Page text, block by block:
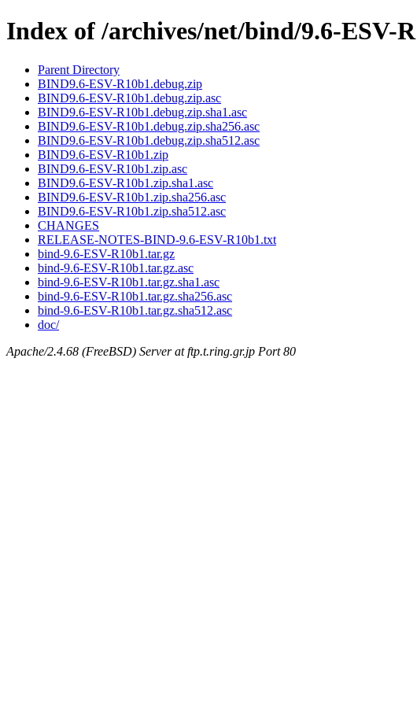
Index of /archives/net/bind/9.6-ESV-
Parent Directory
BIND9.6-ESV-R10b1.debug.zip
BIND9.6-ESV-R10b1.debug.zip.asc
BIND9.6-ESV-R10b1.debug.zip.sha1.asc
BIND9.6-ESV-R10b1.debug.zip.sha256.asc
BIND9.6-ESV-R10b1.debug.zip.sha512.asc
BIND9.6-ESV-R10b1.zip
BIND9.6-ESV-R10b1.zip.asc
BIND9.6-ESV-R10b1.zip.sha1.asc
BIND9.6-ESV-R10b1.zip.sha256.asc
BIND9.6-ESV-R10b1.zip.sha512.asc
CHANGES
RELEASE-NOTES-BIND-9.6-ESV-R10b1.txt
bind-9.6-ESV-R10b1.tar.gz
bind-9.6-ESV-R10b1.tar.gz.asc
bind-9.6-ESV-R10b1.tar.gz.sha1.asc
bind-9.6-ESV-R10b1.tar.gz.sha256.asc
bind-9.6-ESV-R10b1.tar.gz.sha512.asc
doc/
Apache/2.4.68 (FreeBSD) Server at ftp.t.ring.gr.jp Port 80